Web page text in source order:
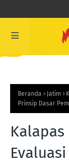
Beranda Jatim
Prinsip Dasar